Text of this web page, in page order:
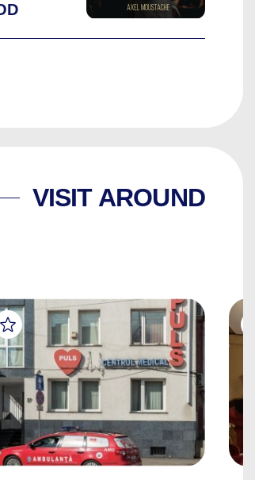
VISIT AROUND